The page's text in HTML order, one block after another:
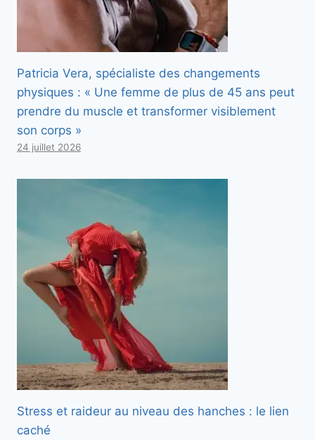
Patricia Vera, spécialiste des changements
physiques : « Une femme de plus de 45 ans peut
prendre du muscle et transformer visiblement
son corps »
24 juillet 2026
Stress et raideur au niveau des hanches : le lien
caché